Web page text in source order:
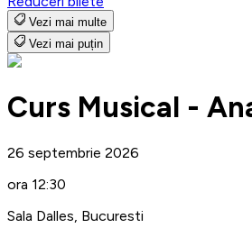
Vezi mai multe
Vezi mai puțin
Curs Musical -
26 septembrie 2026
ora 12:30
Sala Dalles, Bucuresti